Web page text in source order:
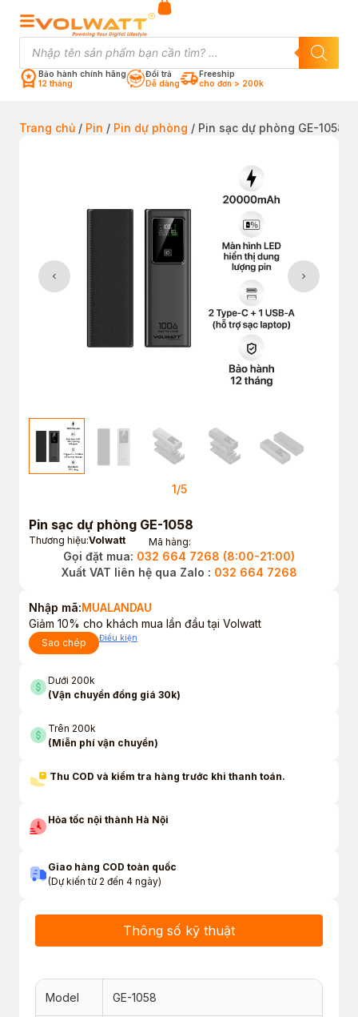
Bảo hành chính hãng
12 tháng
Đổi trả
Dễ dàng
Freeship
cho đơn > 200k
Trang chủ / Pin / Pin dự phòng / Pin sạc dự phòng GE-1058
1/5
Pin sạc dự phòng GE-1058
Thương hiệu:Volwatt Mã hàng:
Gọi đặt mua: 032 664 7268 (8:00-21:00)
Xuất VAT liên hệ qua Zalo : 032 664 7268
Nhập mã:MUALANDAU
Giảm 10% cho khách mua lần đầu tại Volwatt
Sao chép Điều kiện
Dưới 200k
(Vận chuyển đồng giá 30k)
Trên 200k
(Miễn phí vận chuyển)
Thu COD và kiểm tra hàng trước khi thanh toán.
Hỏa tốc nội thành Hà Nội
Giao hàng COD toàn quốc
(Dự kiến từ 2 đến 4 ngày)
Thông số kỹ thuật
Model GE-1058